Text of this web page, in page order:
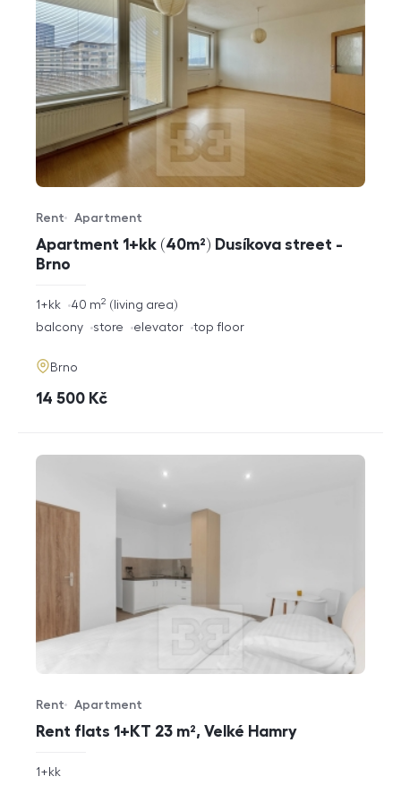
Apartment 1+kk (40m²) Dusíkova street -
Brno
Offer type
Rent
Property type
Apartment
rozměry
1+kk living area
40 m2
funkce
balcony store elevator top floor
adresa
Brno
cena
14 500 Kč
Rent flats 1+KT 23 m², Velké Hamry
Offer type
Rent
Property type
Apartment
rozměry
1+kk